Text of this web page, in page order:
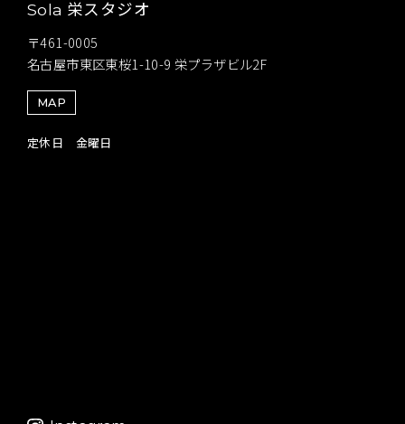
Sola 栄スタジオ
〒461-0005
名古屋市東区東桜1-10-9 栄プラザビル2F
MAP
定休日 金曜日